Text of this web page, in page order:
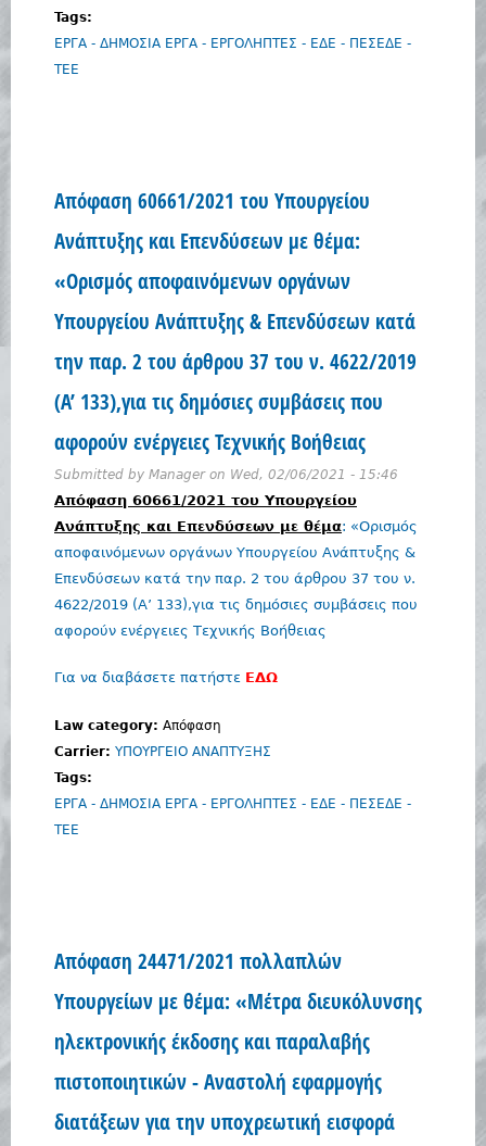
Tags:
ΕΡΓΑ - ΔΗΜΟΣΙΑ ΕΡΓΑ - ΕΡΓΟΛΗΠΤΕΣ - ΕΔΕ - ΠΕΣΕΔΕ -
ΤΕΕ
Απόφαση 60661/2021 του Υπουργείου
Ανάπτυξης και Επενδύσεων με θέμα:
«Ορισμός αποφαινόμενων οργάνων
Υπουργείου Ανάπτυξης & Επενδύσεων κατά
την παρ. 2 του άρθρου 37 του ν. 4622/2019
(Α’ 133),για τις δημόσιες συμβάσεις που
αφορούν ενέργειες Τεχνικής Βοήθειας
Submitted by Manageron Wed, 02/06/2021 - 15:46
Απόφαση 60661/2021 του Υπουργείου
Ανάπτυξης και Επενδύσεων με θέμα: «Ορισμός
αποφαινόμενων οργάνων Υπουργείου Ανάπτυξης &
Επενδύσεων κατά την παρ. 2 του άρθρου 37 του ν.
4622/2019 (Α’ 133),για τις δημόσιες συμβάσεις που
αφορούν ενέργειες Τεχνικής Βοήθειας
Για να διαβάσετε πατήστε ΕΔΩ
Law category: Απόφαση
Carrier: ΥΠΟΥΡΓΕΙΟ ΑΝΑΠΤΥΞΗΣ
Tags:
ΕΡΓΑ - ΔΗΜΟΣΙΑ ΕΡΓΑ - ΕΡΓΟΛΗΠΤΕΣ - ΕΔΕ - ΠΕΣΕΔΕ -
ΤΕΕ
Απόφαση 24471/2021 πολλαπλών
Υπουργείων με θέμα: «Μέτρα διευκόλυνσης
ηλεκτρονικής έκδοσης και παραλαβής
πιστοποιητικών - Αναστολή εφαρμογής
διατάξεων για την υποχρεωτική εισφορά